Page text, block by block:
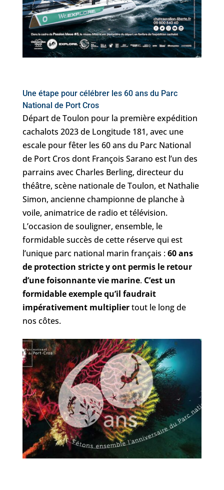
Une étape pour célébrer les 60 ans du Parc
National de Port Cros
Départ de Toulon pour la première expédition
cachalots 2023 de Longitude 181, avec une
escale pour fêter les 60 ans du Parc National
de Port Cros dont François Sarano est l’un des
parrains avec Charles Berling, directeur du
théâtre, scène nationale de Toulon, et Nathalie
Simon, ancienne championne de planche à
voile, animatrice de radio et télévision.
L’occasion de souligner, ensemble, le
formidable succès de cette réserve qui est
l’unique parc national marin français :60 ans
de protection stricte y ont permis le retour
d’une foisonnante vie marine.C’est un
formidable exemple qu’il faudrait
impérativement multipliertout le long de
nos côtes.